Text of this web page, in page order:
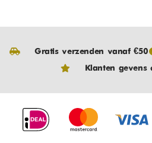
Gratis verzenden vanaf €50
Klanten gevens